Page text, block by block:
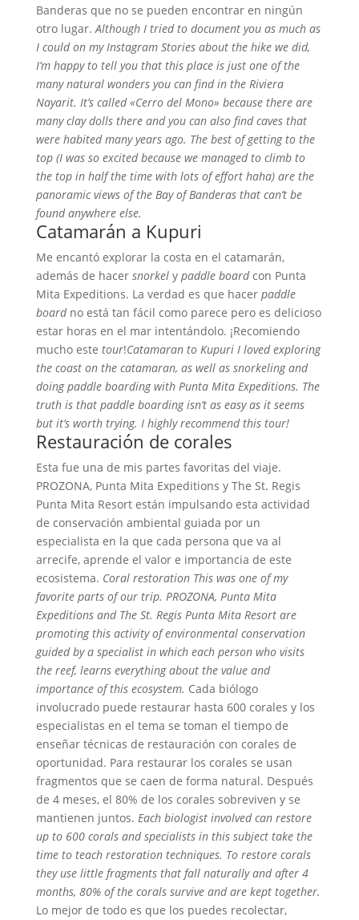
Banderas que no se pueden encontrar en ningún
otro lugar.Although I tried to document you as much as
I could on my Instagram Stories about the hike we did,
I’m happy to tell you that this place is just one of the
many natural wonders you can find in the Riviera
Nayarit. It’s called «Cerro del Mono» because there are
many clay dolls there and you can also find caves that
were habited many years ago. The best of getting to the
top (I was so excited because we managed to climb to
the top in half the time with lots of effort haha) are the
panoramic views of the Bay of Banderas that can’t be
found anywhere else.
Catamarán a Kupuri
Me encantó explorar la costa en el catamarán,
además de hacer snorkelypaddle boardcon Punta
Mita Expeditions. La verdad es que hacer paddle
boardno está tan fácil como parece pero es delicioso
estar horas en el mar intentándolo. ¡Recomiendo
mucho este tour!Catamaran to Kupuri I loved exploring
the coast on the catamaran, as well as snorkeling and
doing paddle boarding with Punta Mita Expeditions. The
truth is that paddle boarding isn’t as easy as it seems
but it’s worth trying. I highly recommend this tour!
Restauración de corales
Esta fue una de mis partes favoritas del viaje.
PROZONA, Punta Mita Expeditions y The St. Regis
Punta Mita Resort están impulsando esta actividad
de conservación ambiental guiada por un
especialista en la que cada persona que va al
arrecife, aprende el valor e importancia de este
ecosistema. Coral restoration This was one of my
favorite parts of our trip. PROZONA, Punta Mita
Expeditions and The St. Regis Punta Mita Resort are
promoting this activity of environmental conservation
guided by a specialist in which each person who visits
the reef, learns everything about the value and
importance of this ecosystem. Cada biólogo
involucrado puede restaurar hasta 600 corales y los
especialistas en el tema se toman el tiempo de
enseñar técnicas de restauración con corales de
oportunidad. Para restaurar los corales se usan
fragmentos que se caen de forma natural. Después
de 4 meses, el 80% de los corales sobreviven y se
mantienen juntos. Each biologist involved can restore
up to 600 corals and specialists in this subject take the
time to teach restoration techniques. To restore corals
they use little fragments that fall naturally and after 4
months, 80% of the corals survive and are kept together.
Lo mejor de todo es que los puedes recolectar,